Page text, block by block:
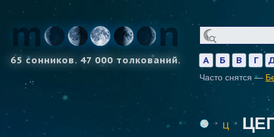
65 сонников. 47 000 толкований. А Б В Г
Часто снятся —
Ц